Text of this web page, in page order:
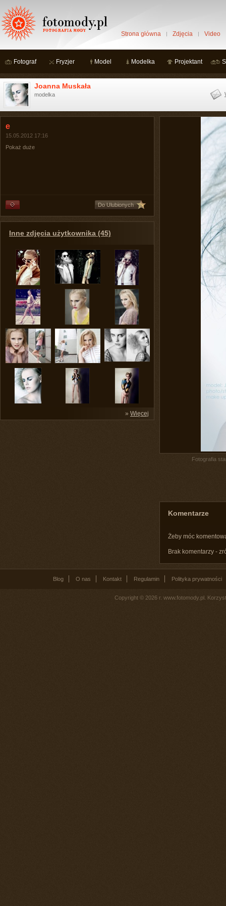
Strona główna Zdjęcia Video
Fotograf Fryzjer Model Modelka Projektant
Joanna Muskała
modelka
e
15.05.2012 17:16
Pokaż duże
Do Ulubionych
Inne zdjęcia użytkownika (45)
» Więcej
Fotografia
Komentarze
Żeby móc
Brak komentarzy -
Blog O nas Kontakt Regulamin Polityka prywatności
Copyright © 2026 r. www.fotomody.pl.